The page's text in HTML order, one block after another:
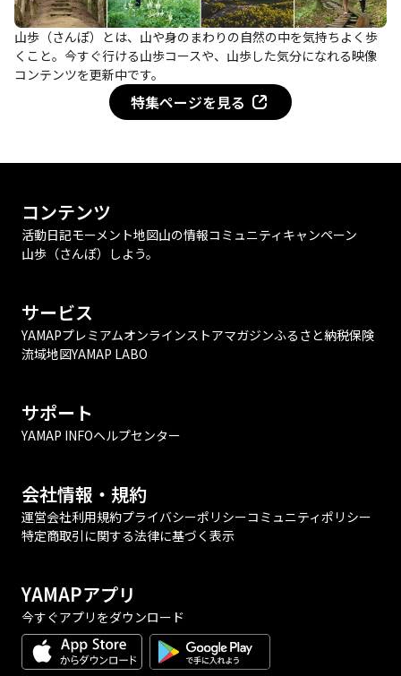
山歩（さんぽ）とは、山や身のまわりの自然の中を気持ちよく歩
くこと。今すぐ行ける山歩コースや、山歩した気分になれる映像
コンテンツを更新中です。
特集ページを見る
コンテンツ
活動日記モーメント地図山の情報コミュニティ キャンペーン
山歩（さんぽ）しよう。
サービス
YAMAPプレミアムオンラインストアマガジンふるさと納税保険
流域地図YAMAP LABO
サポート
YAMAP INFOヘルプセンター
会社情報・規約
運営会社利用規約プライバシーポリシーコミュニティポリシー
特定商取引に関する法律に基づく表示
YAMAPアプリ
今すぐアプリをダウンロード